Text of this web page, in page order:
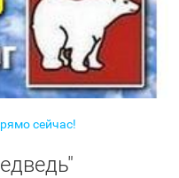
сейчас!